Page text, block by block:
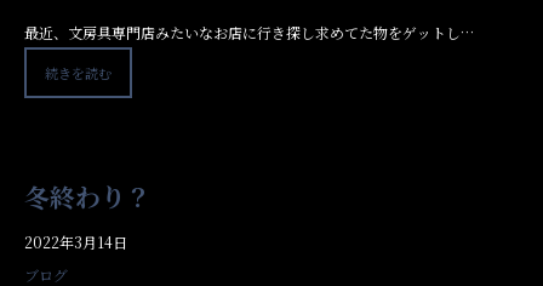
最近、文房具専門店みたいなお店に行き探し求めてた物をゲットし…
続きを読む
冬終わり？
2022年3月14日
ブログ